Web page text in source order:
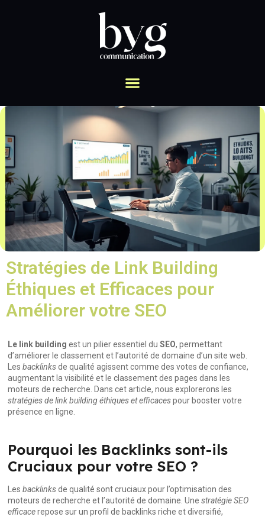
Stratégies de Link Building
Éthiques et Efficaces pour
Améliorer votre SEO
Le link building est un pilier essentiel duSEO, permettant
d’améliorer le classement et l’autorité de domaine d’un site web.
Lesbacklinksde qualité agissent comme des votes de confiance,
augmentant la visibilité et le classement des pages dans les
moteurs de recherche. Dans cet article, nous explorerons les
stratégies de link building éthiques et efficacespour booster votre
présence en ligne.
Pourquoi les Backlinks sont-ils
Cruciaux pour votre SEO ?
Lesbacklinksde qualité sont cruciaux pour l’optimisation des
moteurs de recherche et l’autorité de domaine. Unestratégie SEO
efficacerepose sur un profil de backlinks riche et diversifié,